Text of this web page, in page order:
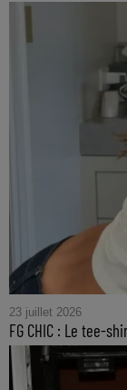
23 juillet 2026
FG CHIC : Le tee-